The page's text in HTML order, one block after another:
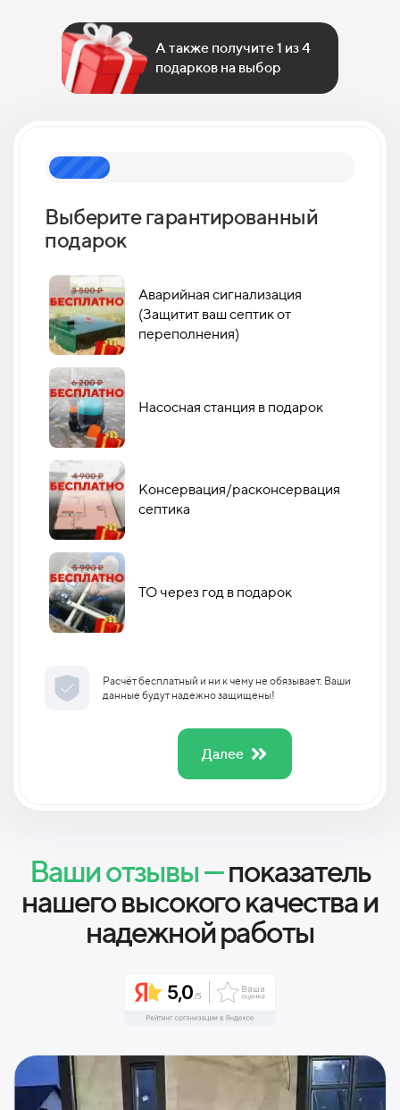
А также получите 1 из 4
подарков на выбор
Выберите гарантированный
подарок
Аварийная сигнализация
(Защитит ваш септик от
переполнения)
Насосная станция в подарок
Консервация/расконсервация
септика
ТО через год в подарок
Расчёт бесплатный и ни к чему не обязывает. Ваши
данные будут надежно защищены!
Далее
Ваши отзывы —показатель
нашего высокого качества и
надежной работы